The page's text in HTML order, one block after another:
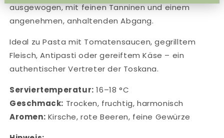
ausgewogen, mit feinen Tanninen und einem
angenehmen, anhaltenden Abgang.
Ideal zu Pasta mit Tomatensaucen, gegrilltem
Fleisch, Antipasti oder gereiftem Käse – ein
authentischer Vertreter der Toskana.
Serviertemperatur: 16–18 °C
Geschmack: Trocken, fruchtig, harmonisch
Aromen: Kirsche, rote Beeren, feine Gewürze